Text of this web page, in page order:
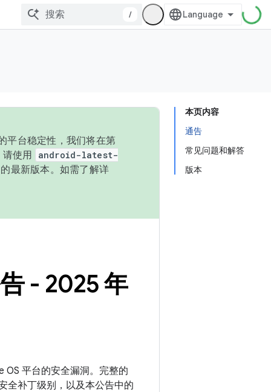
/
本页内容
通告
常见问题和解答
版本
平台稳定性，我们将在第
使用
android-latest-
最新版本。如需了解详
- 2025 年
平台的安全漏洞。完整的
补丁级别，以及本公告中的